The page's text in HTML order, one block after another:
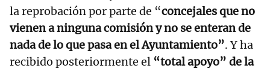
la reprobación por parte de “concejales que no
vienen a ninguna comisión y no se enteran de
nada de lo que pasa en el Ayuntamiento”. Y ha
recibido posteriormente el “total apoyo” de la